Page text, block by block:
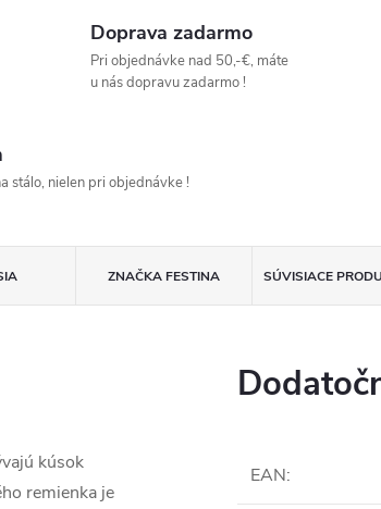
Doprava zadarmo
Pri objednávke nad 50,-€, máte
u nás dopravu zadarmo !
stálo, nielen pri objednávke !
ZNAČKAFESTINA SÚVISIACE
kúsok
remienka je
EAN: